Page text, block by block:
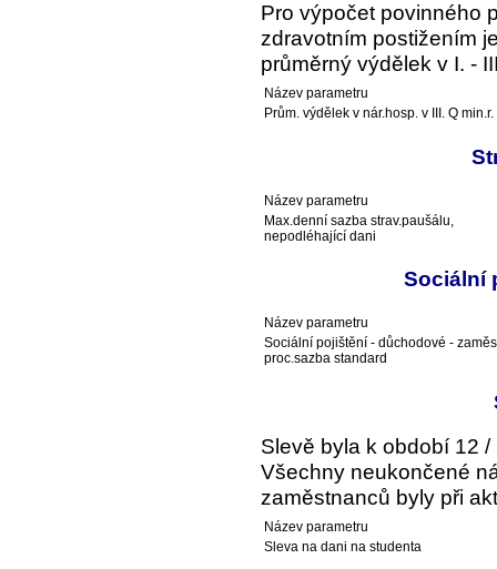
Pro výpočet povinného
zdravotním postižením
průměrný výdělek v I. -
Název parametru
Prům. výdělek v nár.hosp. v III. Q min.r.
Název parametru
Max.denní sazba strav.paušálu,
nepodléhající dani
Sociální
Název parametru
Sociální pojištění - důchodové -
proc.sazba standard
Slevě byla k období 12
Všechny neukončené
zaměstnanců byly při
Název parametru
Sleva na dani na studenta